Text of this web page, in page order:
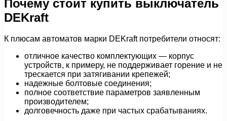
Почему стоит купить выключатель
DEKraft
К плюсам автоматов марки DEKraft потребители относят:
отличное качество комплектующих — корпус
устройств, к примеру, не поддерживает горение и не
трескается при затягивании крепежей;
надежные болтовые соединения;
полное соответствие параметров заявленным
производителем;
долговечность даже при частых срабатываниях.